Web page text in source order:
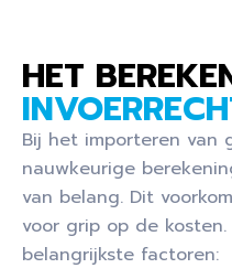
HET
Bij het importeren van
nauwkeurige
van belang. Dit
voor grip op de
belangrijkste factoren: